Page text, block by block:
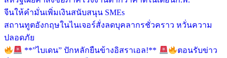
จีนให้คำมั่นเพิ่มเงินสนับสนุน SMEs
สถานทูตอังกฤษในไนเจอร์สั่งลดบุคลากรชั่วคราว หวั่นความ
ปลอดภัย
**”ไบเดน” ปักหลักยืนข้างอิสราเอล!**
ตอนรับข่าว